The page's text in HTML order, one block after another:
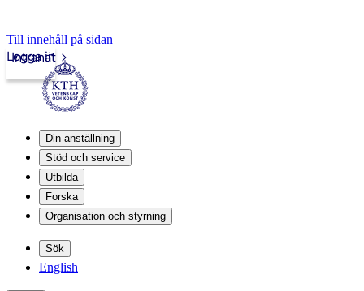
Till innehåll på sidan
Intranät
Logga in
Din anställning
Stöd och service
Utbilda
Forska
Organisation och styrning
Sök
English